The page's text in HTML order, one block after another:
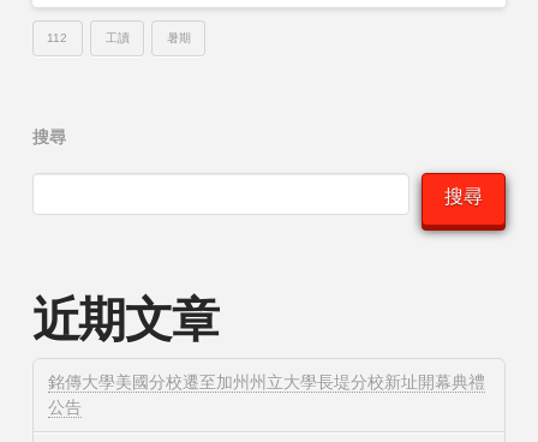
112 工讀 暑期
搜尋
搜尋
近期文章
銘傳大學美國分校遷至加州州立大學長堤分校新址開幕典禮
公告